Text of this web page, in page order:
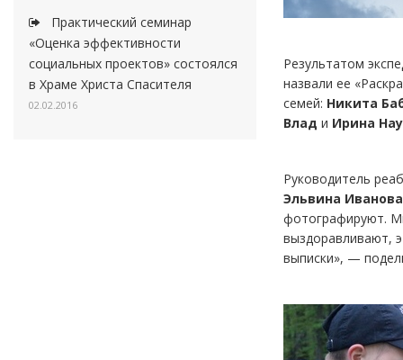
Практический семинар
«Оценка эффективности
социальных проектов» состоялся
в Храме Христа Спасителя
02.02.2016
Результатом
назвали ее
семей: Никита
Влад и Ирина
Руководитель
Эльвина Иванова
фотографируют.
выздоравливают,
выписки», —